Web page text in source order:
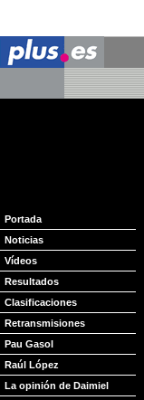
Portada
Noticias
Vídeos
Resultados
Clasificaciones
Retransmisiones
Pau Gasol
Raúl López
La opinión de Daimiel